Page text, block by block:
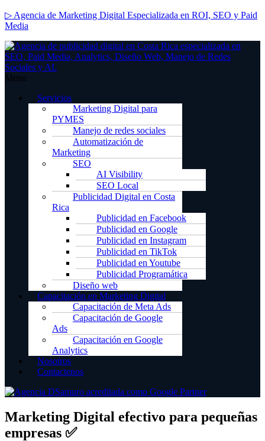
▷ Agencia de Marketing Digital Especializada en ROI, SEO y Paid
Media
Menu
Servicios
Marketing Digital para
PYMES
Manejo de redes sociales
Automatización de
Marketing
SEO
AI Visibility
SEO Local
Publicidad Digital en Costa
Rica
Publicidad en Facebook
Publicidad en Google
Publicidad en Instagram
Publicidad en TikTok
Publicidad en Youtube
Publicidad Programática
Diseño web
Capacitación en Marketing Digital
Capacitación de Meta Ads
Capacitación de Google
Ads
Capacitación en Google
Analytics
Nosotros
Contactenos
Marketing Digital efectivo para pequeñas
empresas ✅